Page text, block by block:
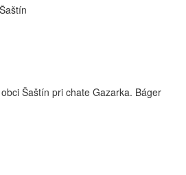
Šaštín pri chate Gazarka. Báger